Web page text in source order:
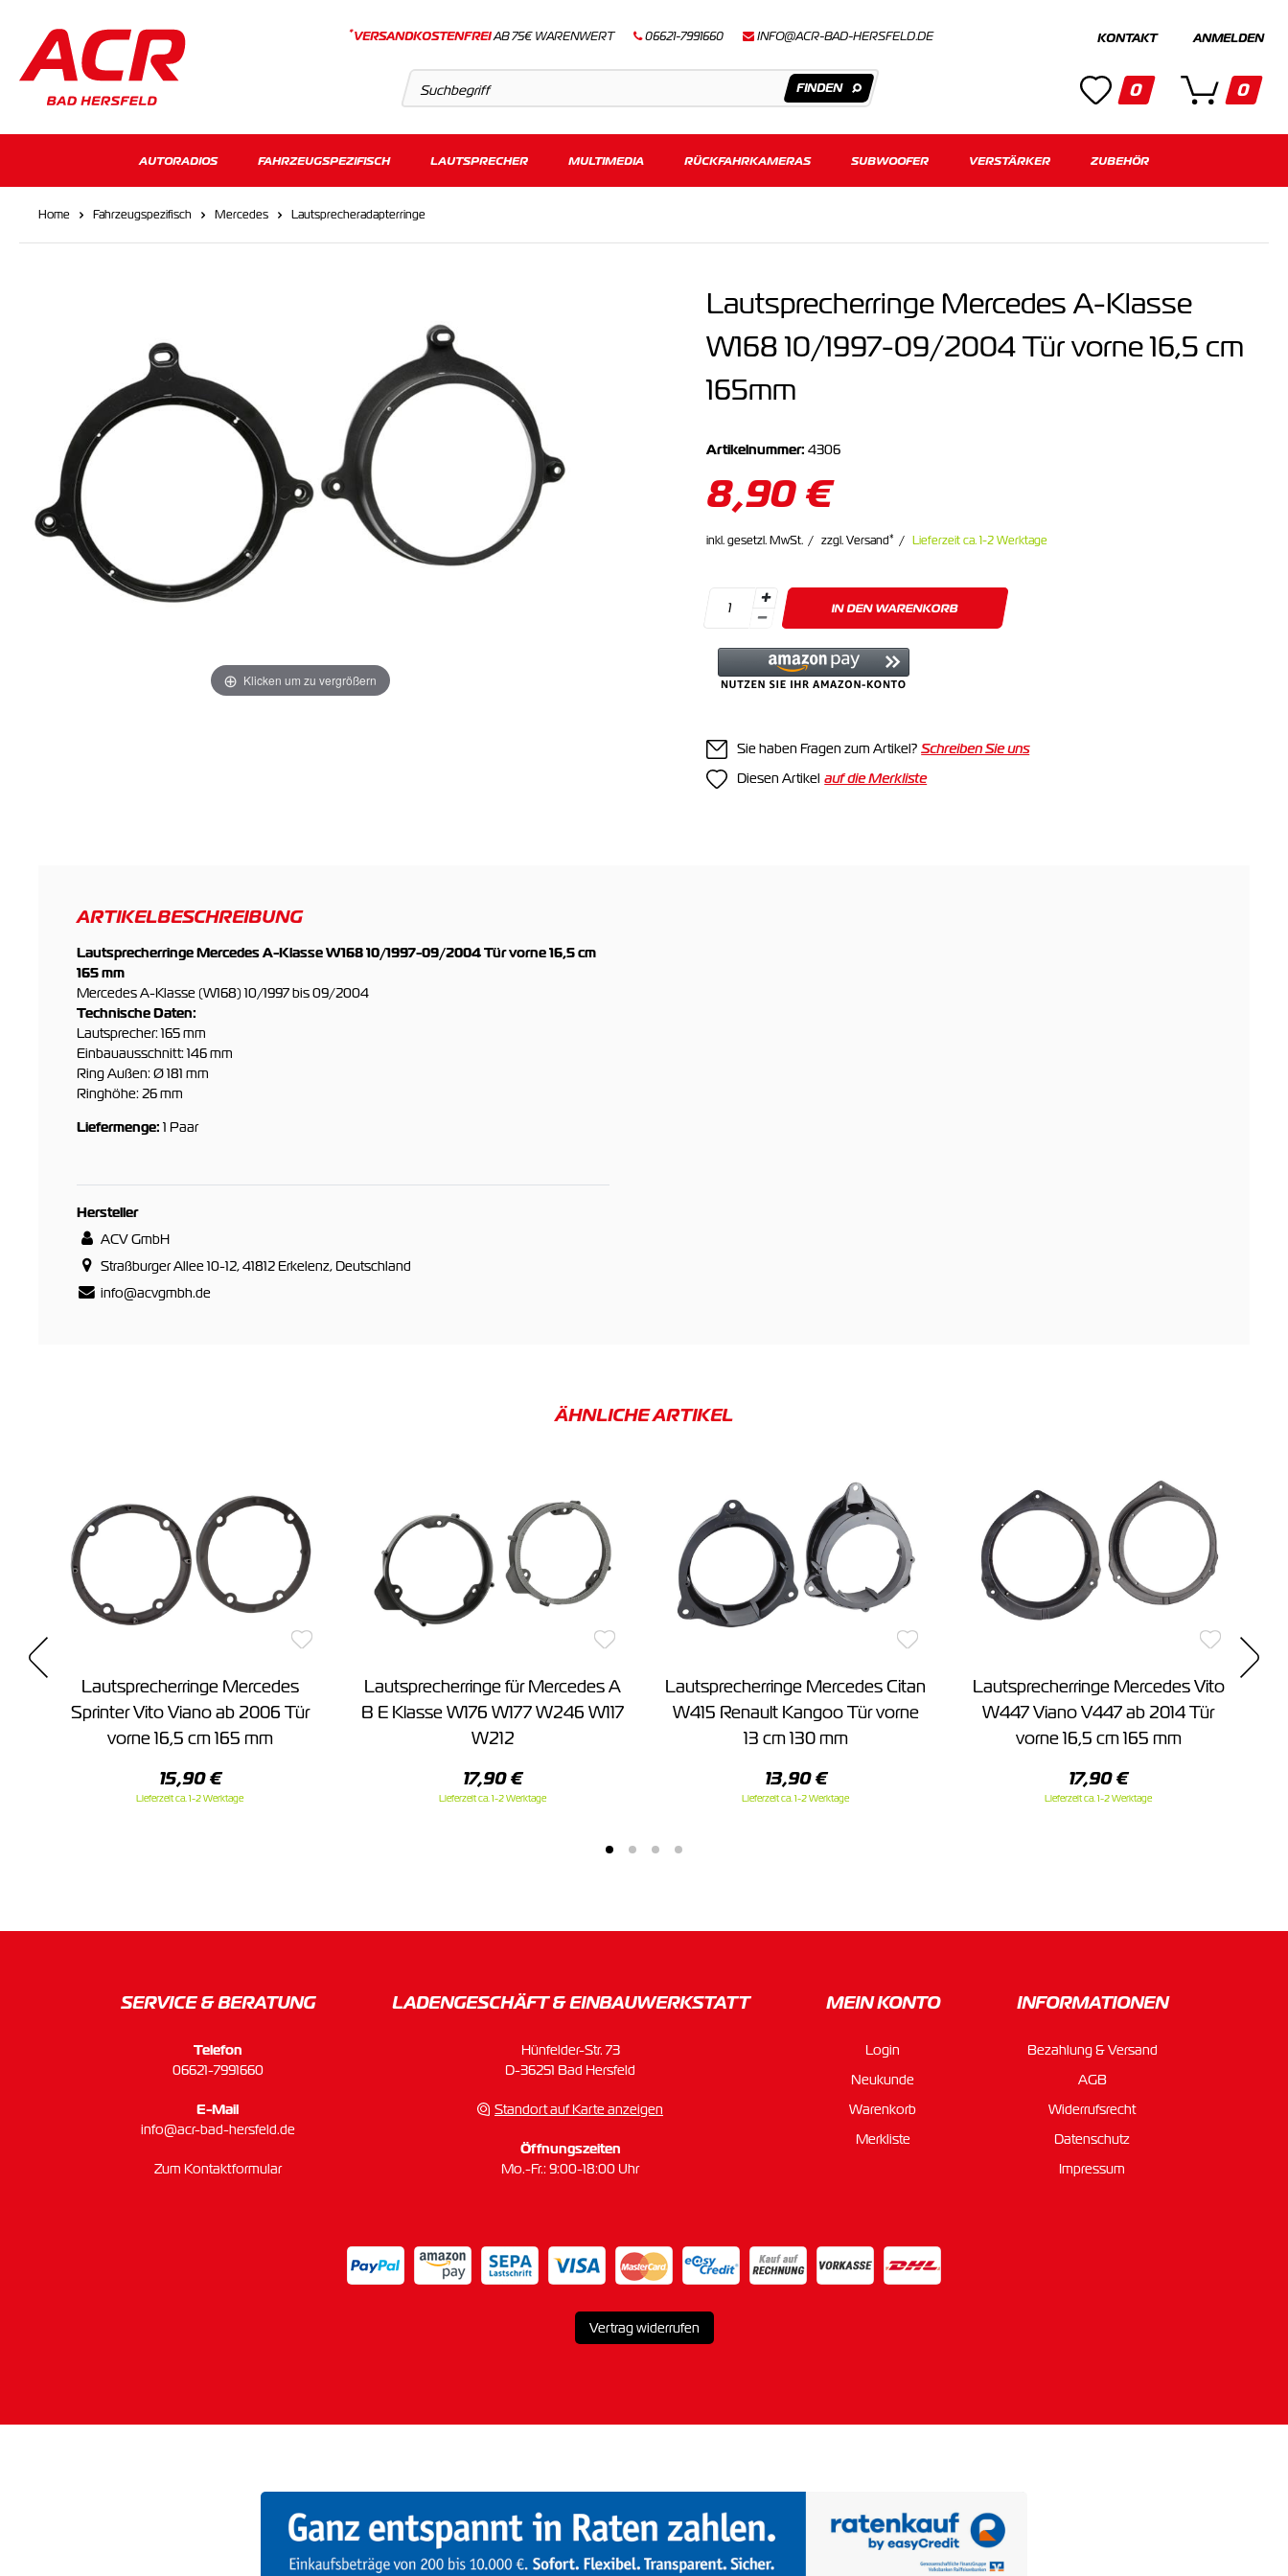
*VERSANDKOSTENFREIAB 75€ WARENWERT 06621-7991660 INFO@ACR-BAD-HERSFELD.DE
Artikel Kategorien
KONTAKT
0
ANMELDEN
0
AUTORADIOS FAHRZEUGSPEZIFISCH LAUTSPRECHER MULTIMEDIA RÜCKFAHRKAMERAS SUBWOOFER VERSTÄRKER ZUBEHÖR
Home Fahrzeugspezifisch Mercedes Lautsprecheradapterringe
Klicken um zu vergrößern
Lautsprecherringe Mercedes A-Klasse
W168 10/1997-09/2004 Tür vorne 16,5 cm
165mm
Artikelnummer: 4306
8,90 €
inkl. gesetzl. MwSt. zzgl. Versand* Lieferzeit ca. 1-2 Werktage
IN DEN WARENKORB
Sie haben Fragen zum Artikel? Schreiben Sie uns
Diesen Artikel
ARTIKELBESCHREIBUNG
Lautsprecherringe Mercedes A-Klasse W168 10/1997-09/2004 Tür vorne 16,5 cm
165 mm
Mercedes A-Klasse (W168) 10/1997 bis 09/2004
Technische Daten:
Lautsprecher: 165 mm
Einbauausschnitt: 146 mm
Ring Außen: Ø 181 mm
Ringhöhe: 26 mm
Liefermenge: 1 Paar
Hersteller
ACV GmbH
Straßburger Allee 10-12, 41812 Erkelenz, Deutschland
info@acvgmbh.de
ÄHNLICHE ARTIKEL
Lautsprecherringe Mercedes
Sprinter Vito Viano ab 2006 Tür
vorne 16,5 cm 165 mm
15,90 €
Lieferzeit ca. 1-2 Werktage
Lautsprecherringe für Mercedes A
B E Klasse W176 W177 W246 W117
W212
17,90 €
Lieferzeit ca. 1-2 Werktage
Lautsprecherringe Mercedes Citan
W415 Renault Kangoo Tür vorne
13 cm 130 mm
13,90 €
Lieferzeit ca. 1-2 Werktage
Lautsprecherringe Mercedes Vito
W447 Viano V447 ab 2014 Tür
vorne 16,5 cm 165 mm
17,90 €
Lieferzeit ca. 1-2 Werktage
SERVICE & BERATUNG
Telefon
06621-7991660
E-Mail
info@acr-bad-hersfeld.de
Zum Kontaktformular
LADENGESCHÄFT & EINBAU­WERKSTATT
Hünfelder-Str. 73
D-36251 Bad Hersfeld
Standort auf Karte anzeigen
Öffnungszeiten
Mo.-Fr.: 9:00-18:00 Uhr
MEIN KONTO
Login
Neukunde
Warenkorb
Merkliste
INFORMATIONEN
Bezahlung & Versand
AGB
Widerrufsrecht
Datenschutz
Impressum
Vertrag widerrufen